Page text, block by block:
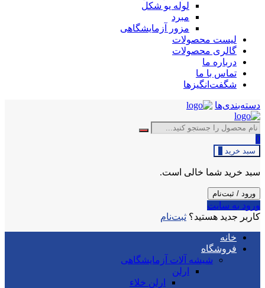
لوله یو شکل
مبرد
مزور آزمایشگاهی
لیست محصولات
گالری محصولات
درباره ما
تماس با ما
شگفت‌انگیزها
دسته‌بندی‌ها
0
سبد خرید
سبد خرید شما خالی است.
ورود / ثبت‌نام
ورود به سایت
کاربر جدید هستید؟ ثبت‌نام
خانه
فروشگاه
شیشه آلات آزمایشگاهی
ارلن
ارلن خلاء